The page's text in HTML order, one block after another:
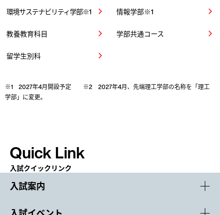
環境サステナビリティ学部※1 arrow_forward_ios 情報学部※1 arrow_forward_ios
教養教育科目 arrow_forward_ios 学部共通コース arrow_forward_ios
留学生別科 arrow_forward_ios
※1 2027年4月開設予定 ※2 2027年4月、先端理工学部の名称を「理工
学部」に変更。
Quick Link
入試クイックリンク
入試案内